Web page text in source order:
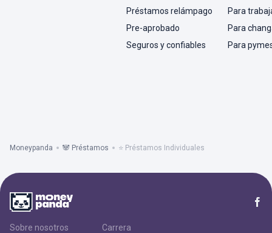
Préstamos relámpago
Pre-aprobado
Seguros y confiables
Para
Para
Para
Moneypanda 🐼 Préstamos ⭐ Préstamos Individuales
Sobre nosotros
Carrera